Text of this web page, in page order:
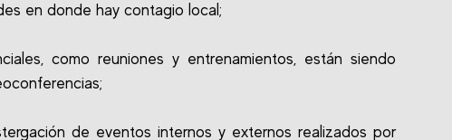
en donde hay contagio local;
como reuniones y entrenamientos, están siendo
de eventos internos y externos realizados por